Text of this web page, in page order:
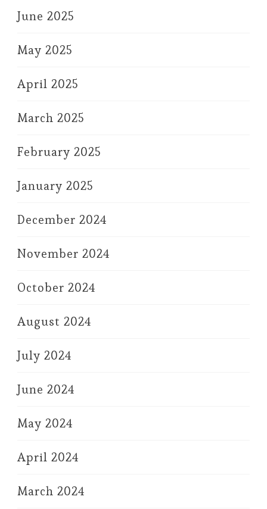
June 2025
May 2025
April 2025
March 2025
February 2025
January 2025
December 2024
November 2024
October 2024
August 2024
July 2024
June 2024
May 2024
April 2024
March 2024